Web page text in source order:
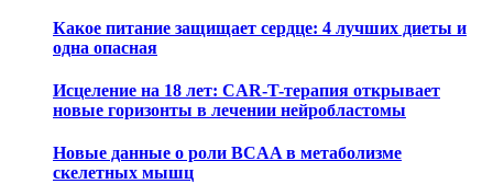
Какое питание защищает сердце: 4 лучших диеты и
одна опасная
Исцеление на 18 лет: CAR-T-терапия открывает
новые горизонты в лечении нейробластомы
Новые данные о роли BCAA в метаболизме
скелетных мышц